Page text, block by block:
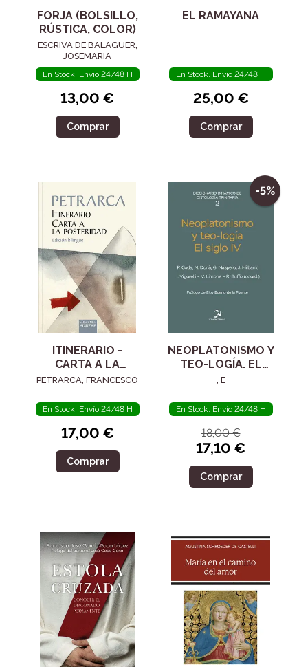
FORJA (BOLSILLO,
RÚSTICA, COLOR)
ESCRIVA DE BALAGUER,
JOSEMARIA
En Stock. Envío 24/48 H
13,00 €
Comprar
EL RAMAYANA
En Stock. Envío 24/48 H
25,00 €
Comprar
ITINERARIO -
CARTA A LA
POSTERIDAD
PETRARCA, FRANCESCO
En Stock. Envío 24/48 H
17,00 €
Comprar
-5%
NEOPLATONISMO Y
TEO-LOGÍA. EL
SIGLO IV
, E
En Stock. Envío 24/48 H
18,00 €
17,10 €
Comprar